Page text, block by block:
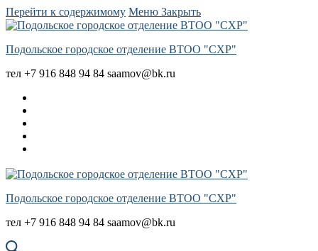
Перейти к содержимому Меню Закрыть
Подольское городское отделение ВТОО "СХР"
тел +7 916 848 94 84 saamov@bk.ru
Подольское городское отделение ВТОО "СХР"
тел +7 916 848 94 84 saamov@bk.ru